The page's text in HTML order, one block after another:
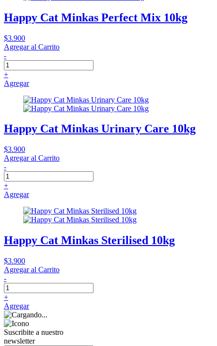
Happy Cat Minkas Perfect Mix 10kg
$3.900
Agregar al Carrito
-
+
Agregar
Happy Cat Minkas Urinary Care 10kg
$3.900
Agregar al Carrito
-
+
Agregar
Happy Cat Minkas Sterilised 10kg
$3.900
Agregar al Carrito
-
+
Agregar
Suscribite a nuestro
newsletter